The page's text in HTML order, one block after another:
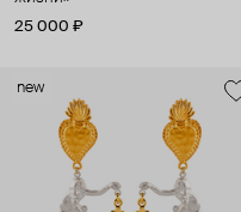
25 000 ₽
new